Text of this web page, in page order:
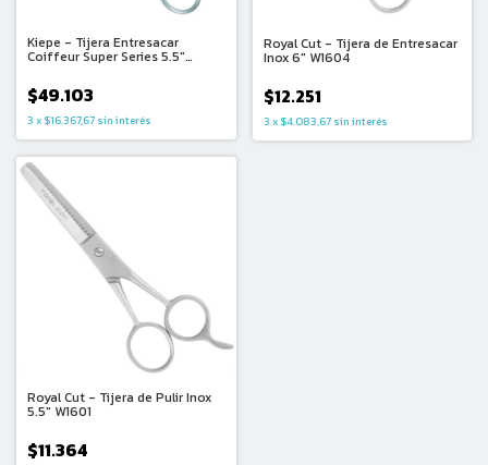
Kiepe - Tijera Entresacar
Coiffeur Super Series 5.5"
$49.103
3 x $16.367,67 sin interés
Royal Cut - Tijera de Entresacar
Inox 6" W1604
$12.251
3 x $4.083,67 sin interés
Royal Cut - Tijera de Pulir Inox
5.5" W1601
$11.364